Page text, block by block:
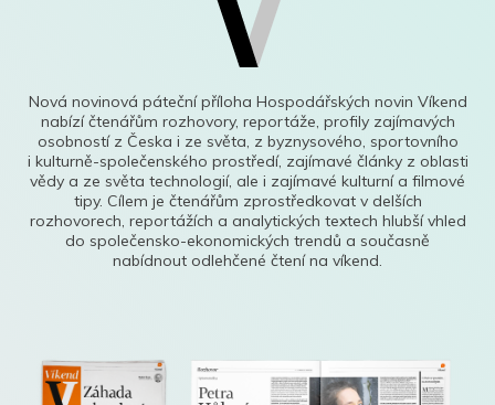
Nová novinová páteční příloha Hospodářských novin Víkend
nabízí čtenářům rozhovory, reportáže, profily zajímavých
osobností z Česka i ze světa, z byznysového, sportovního
i kulturně-společenského prostředí, zajímavé články z oblasti
vědy a ze světa technologií, ale i zajímavé kulturní a filmové
tipy. Cílem je čtenářům zprostředkovat v delších
rozhovorech, reportážích a analytických textech hlubší vhled
do společensko-ekonomických trendů a současně
nabídnout odlehčené čtení na víkend.